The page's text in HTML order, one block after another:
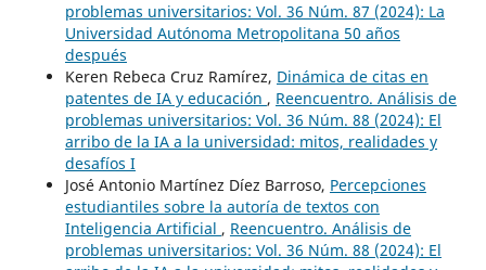
problemas universitarios: Vol. 36 Núm. 87 (2024): La
Universidad Autónoma Metropolitana 50 años
después
Keren Rebeca Cruz Ramírez, Dinámica de citas en
patentes de IA y educación , Reencuentro. Análisis de
problemas universitarios: Vol. 36 Núm. 88 (2024): El
arribo de la IA a la universidad: mitos, realidades y
desafíos I
José Antonio Martínez Díez Barroso, Percepciones
estudiantiles sobre la autoría de textos con
Inteligencia Artificial , Reencuentro. Análisis de
problemas universitarios: Vol. 36 Núm. 88 (2024): El